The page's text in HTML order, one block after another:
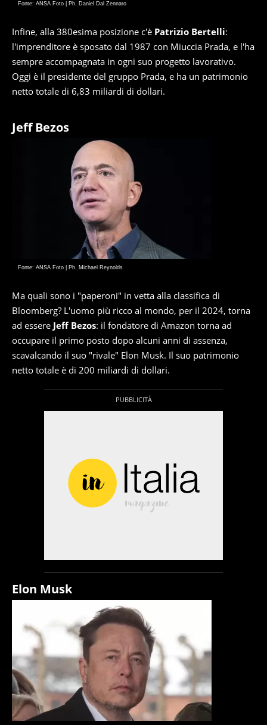
Fonte: ANSA Foto | Ph. Daniel Dal Zennaro
Infine, alla 380esima posizione c'è Patrizio Bertelli:
l'imprenditore è sposato dal 1987 con Miuccia Prada, e l'ha
sempre accompagnata in ogni suo progetto lavorativo.
Oggi è il presidente del gruppo Prada, e ha un patrimonio
netto totale di 6,83 miliardi di dollari.
Jeff Bezos
Fonte: ANSA Foto | Ph. Michael Reynolds
Ma quali sono i "paperoni" in vetta alla classifica di
Bloomberg? L'uomo più ricco al mondo, per il 2024, torna
ad essere Jeff Bezos: il fondatore di Amazon torna ad
occupare il primo posto dopo alcuni anni di assenza,
scavalcando il suo "rivale" Elon Musk. Il suo patrimonio
netto totale è di 200 miliardi di dollari.
Elon Musk